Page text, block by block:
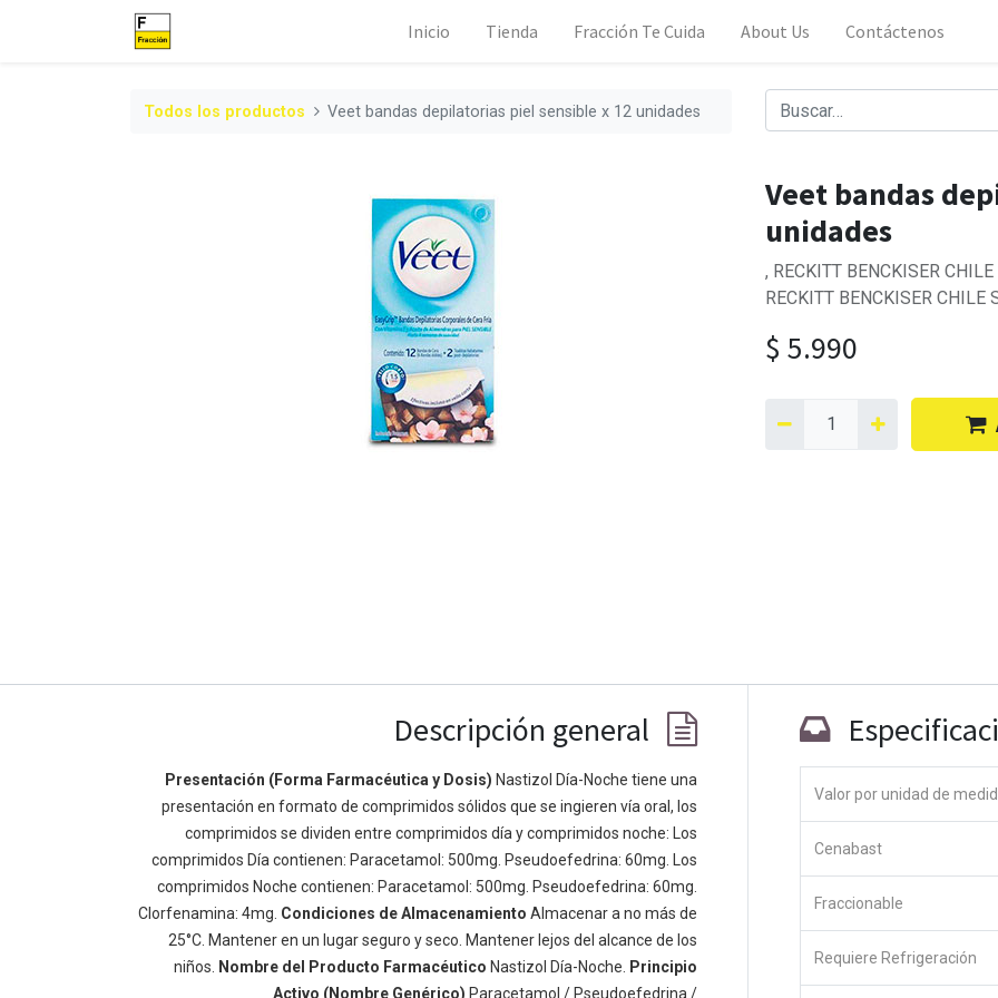
Inicio Tienda Fracción Te Cuida About Us Contáctenos
Todos los productos Veet bandas depilatorias piel sensible x 12 unidades
Veet bandas
unidades
, RECKITT BENCKISER
RECKITT BENCKISER CHILE
$ 5.990
Descripción general
Presentación (Forma Farmacéutica y Dosis) Nastizol Día-Noche tiene una
presentación en formato de comprimidos sólidos que se ingieren vía oral, los
comprimidos se dividen entre comprimidos día y comprimidos noche: Los
comprimidos Día contienen: Paracetamol: 500mg. Pseudoefedrina: 60mg. Los
comprimidos Noche contienen: Paracetamol: 500mg. Pseudoefedrina: 60mg.
Clorfenamina: 4mg. Condiciones de Almacenamiento Almacenar a no más de
25°C. Mantener en un lugar seguro y seco. Mantener lejos del alcance de los
niños.
Nombre del Producto Farmacéutico Nastizol Día-Noche.
Principio
Activo (Nombre Genérico) Paracetamol / Pseudoefedrina /
Valor por unidad de
Cenabast
Fraccionable
Requiere Refrigeración
Enlaces de Ínteres
Inicio
Acerca de
Productos
Servicios
Política de privacidad
Acerca de
Somos un equipo de personas apasionadas cuyo objetivo es
mejorar la vida de todos a través de productos disruptivos.
Construimos grandes productos para resolver sus problemas
de negocio. Nuestros productos están diseñados para
pequeñas y medianas empresas dispuestas a optimizar su
rendimiento.